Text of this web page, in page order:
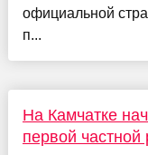
официальной
п...
На Камчатке
первой